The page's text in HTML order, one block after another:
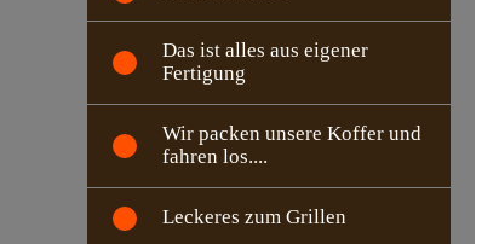
Das ist alles aus eigener
Fertigung
Wir packen unsere Koffer und
fahren los....
Leckeres zum Grillen